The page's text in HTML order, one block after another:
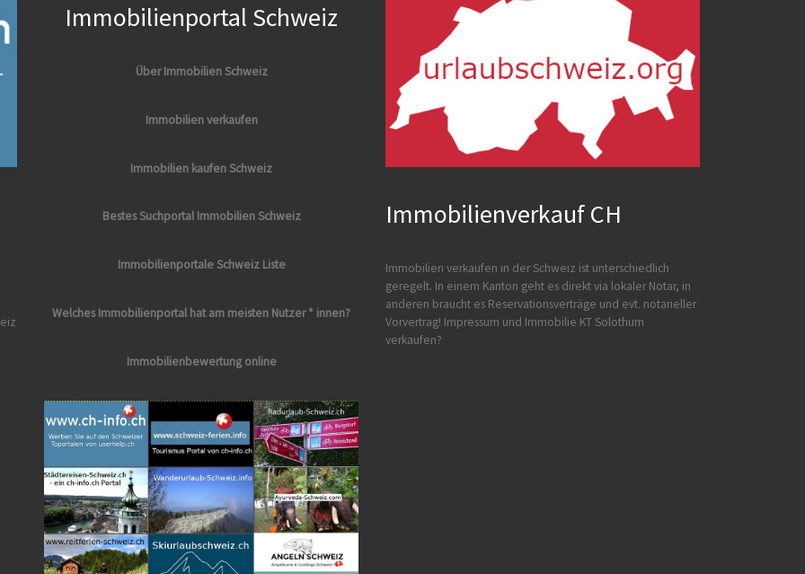
Immobilienportal Schweiz
Über Immobilien Schweiz
Immobilien verkaufen
Immobilien kaufen Schweiz
Bestes Suchportal Immobilien Schweiz
Immobilienportale Schweiz Liste
Welches Immobilienportal hat am meisten Nutzer * innen?
Immobilienbewertung online
Immobilienverkauf CH
Immobilien verkaufen in der Schweiz ist unterschiedlich
geregelt. In einem Kanton geht es direkt via lokaler Notar, in
anderen braucht es Reservationsverträge und evt. notarieller
Vorvertrag! Impressum und Immobilie KT Solothurn
verkaufen?